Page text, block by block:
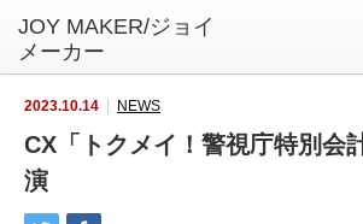
2023.10.14 NEWS
CX「トクメイ！警視庁特別会
演